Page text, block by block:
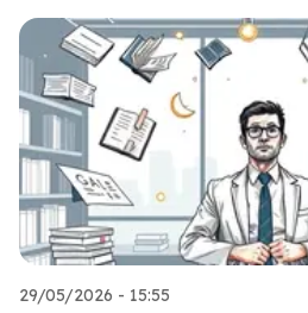
29/05/2026 - 15:55